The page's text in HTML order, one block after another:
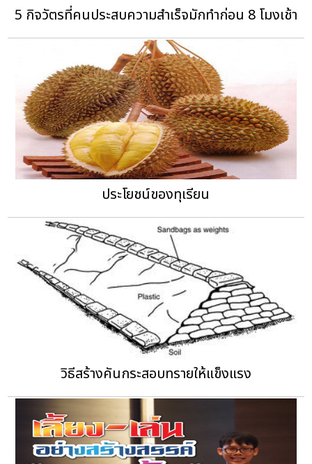
5 กิจวัตรที่คนประสบความสำเร็จมักทำก่อน 8 โมงเช้า
ประโยชน์ของทุเรียน
วิธีสร้างคันกระสอบทรายให้แข็งแรง